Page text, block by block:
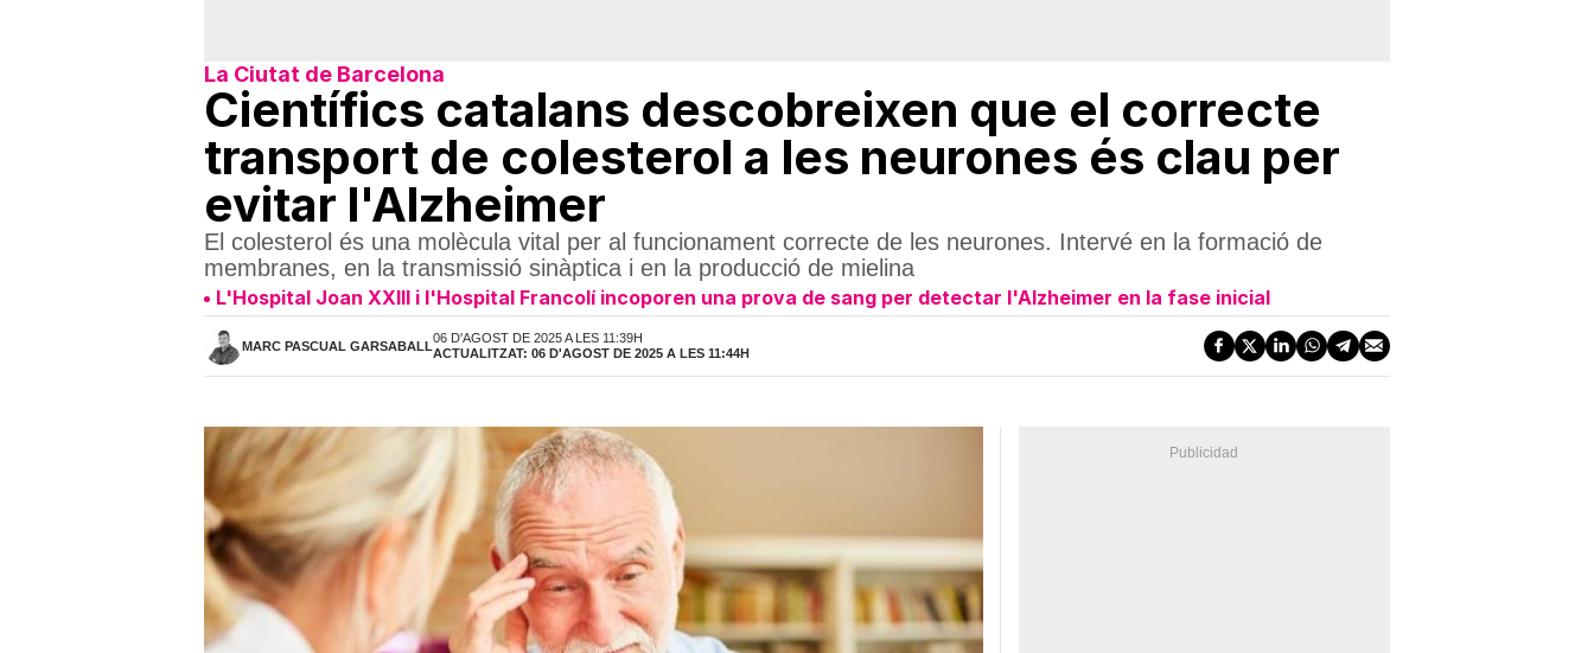
La Ciutat de Barcelona
Científics catalans descobreixen que el correcte
transport de colesterol a les neurones és clau per
evitar l'Alzheimer
El colesterol és una molècula vital per al funcionament correcte de les neurones. Intervé en la formació de
membranes, en la transmissió sinàptica i en la producció de mielina
L'Hospital Joan XXIII i l'Hospital Francolí incoporen una prova de sang per detectar l'Alzheimer en la fase inicial
MARC PASCUAL GARSABALL
06 D'AGOST DE 2025 A LES 11:39H
ACTUALITZAT: 06 D'AGOST DE 2025 A LES 11:44H